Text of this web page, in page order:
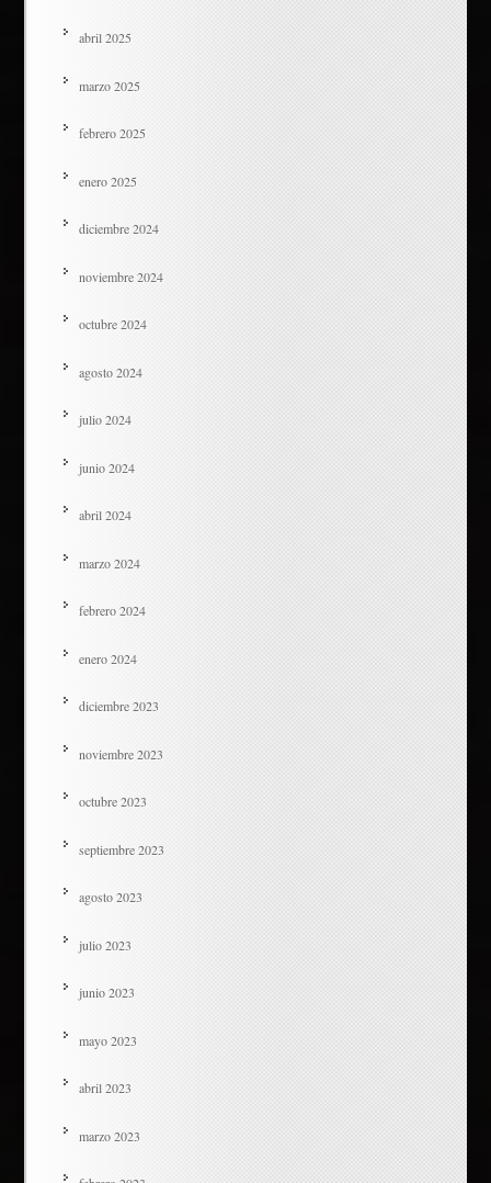
abril 2025
marzo 2025
febrero 2025
enero 2025
diciembre 2024
noviembre 2024
octubre 2024
agosto 2024
julio 2024
junio 2024
abril 2024
marzo 2024
febrero 2024
enero 2024
diciembre 2023
noviembre 2023
octubre 2023
septiembre 2023
agosto 2023
julio 2023
junio 2023
mayo 2023
abril 2023
marzo 2023